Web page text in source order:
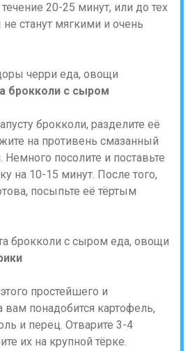
20-25 минут, или до тех
станут мягкими и очень
брокколи с сыром
брокколи, разделите её
на противень смазанный
посолите и поставьте
на 10-15 минут. После того,
посыпьте её тёртым
простейшего и
понадобится картофель,
и перец. Отварите 3-4
их на крупной тёрке.